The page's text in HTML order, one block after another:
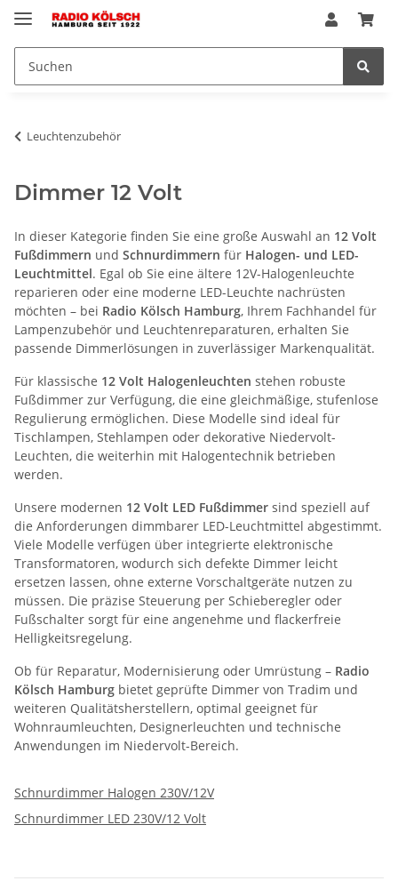
Leuchtenzubehör
Dimmer 12 Volt
In dieser Kategorie finden Sie eine große Auswahl an 12 Volt
Fußdimmern und Schnurdimmern für Halogen- und LED-
Leuchtmittel. Egal ob Sie eine ältere 12V-Halogenleuchte
reparieren oder eine moderne LED-Leuchte nachrüsten
möchten – bei Radio Kölsch Hamburg, Ihrem Fachhandel für
Lampenzubehör und Leuchtenreparaturen, erhalten Sie
passende Dimmerlösungen in zuverlässiger Markenqualität.
Für klassische 12 Volt Halogenleuchten stehen robuste
Fußdimmer zur Verfügung, die eine gleichmäßige, stufenlose
Regulierung ermöglichen. Diese Modelle sind ideal für
Tischlampen, Stehlampen oder dekorative Niedervolt-
Leuchten, die weiterhin mit Halogentechnik betrieben
werden.
Unsere modernen 12 Volt LED Fußdimmer sind speziell auf
die Anforderungen dimmbarer LED-Leuchtmittel abgestimmt.
Viele Modelle verfügen über integrierte elektronische
Transformatoren, wodurch sich defekte Dimmer leicht
ersetzen lassen, ohne externe Vorschaltgeräte nutzen zu
müssen. Die präzise Steuerung per Schieberegler oder
Fußschalter sorgt für eine angenehme und flackerfreie
Helligkeitsregelung.
Ob für Reparatur, Modernisierung oder Umrüstung – Radio
Kölsch Hamburg bietet geprüfte Dimmer von Tradim und
weiteren Qualitätsherstellern, optimal geeignet für
Wohnraumleuchten, Designerleuchten und technische
Anwendungen im Niedervolt-Bereich.
Schnurdimmer Halogen 230V/12V
Schnurdimmer LED 230V/12 Volt